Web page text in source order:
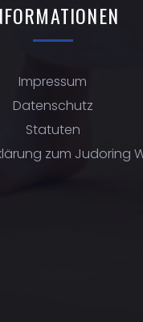
Impressum
Datenschutz
Statuten
zum Judoring